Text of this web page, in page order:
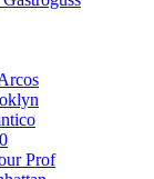
Prof